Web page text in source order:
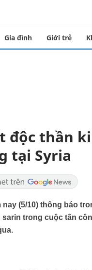
Gia đình Giới trẻ
độc thần
tại Syria
(5/10) thông báo
trong cuộc tấn